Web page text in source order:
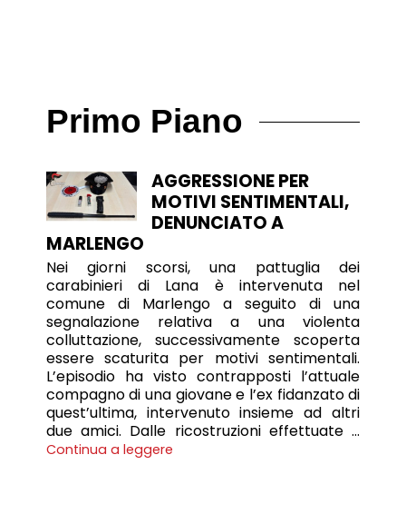
Primo Piano
AGGRESSIONE PER
MOTIVI SENTIMENTALI,
DENUNCIATO A
MARLENGO
Nei giorni scorsi, una pattuglia dei
carabinieri di Lana è intervenuta nel
comune di Marlengo a seguito di una
segnalazione relativa a una violenta
colluttazione, successivamente scoperta
essere scaturita per motivi sentimentali.
L’episodio ha visto contrapposti l’attuale
compagno di una giovane e l’ex fidanzato di
quest’ultima, intervenuto insieme ad altri
due amici. Dalle ricostruzioni effettuate …
Continua a leggere